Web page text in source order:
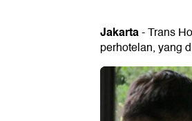
Jakarta- Trans
perhotelan, yang